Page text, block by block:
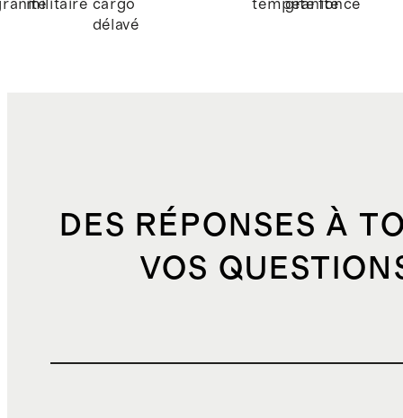
militaire cargo
délavé
tempête
granitefoncé
DES RÉPONSES À
VOS